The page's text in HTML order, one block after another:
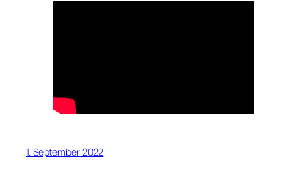
1. September 2022